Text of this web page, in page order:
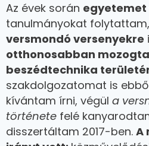
Az évek során
tanulmányokat
versmondó versenyekre
otthonosabban
beszédtechnika
szakdolgozatomat is
kívántam írni, végül a
története felé
disszertáltam 2017-ben. A